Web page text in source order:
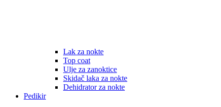
Lak za nokte
Top coat
Ulje za zanoktice
Skidač laka za nokte
Dehidrator za nokte
Pedikir